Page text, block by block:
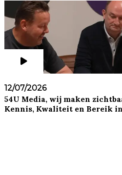
12/07/2026
54U Media, wij maken
Kennis, Kwaliteit en Bereik